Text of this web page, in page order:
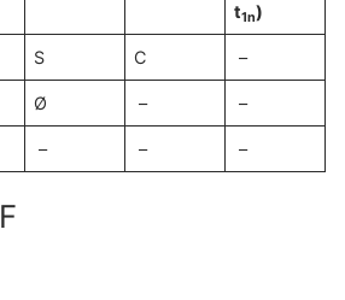
t1n)
S C –
Ø – –
– – –